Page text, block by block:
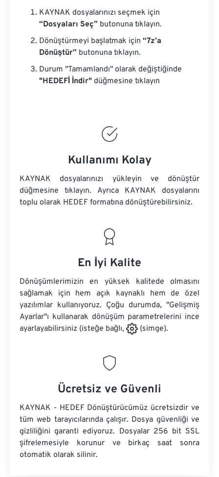
KAYNAK dosyalarınızı seçmek için
“Dosyaları Seç” butonuna tıklayın.
Dönüştürmeyi başlatmak için “7z’a
Dönüştür” butonuna tıklayın.
Durum "Tamamlandı" olarak değiştiğinde
"HEDEFİ İndir" düğmesine tıklayın
Kullanımı Kolay
KAYNAK dosyalarınızı yükleyin ve dönüştür
düğmesine tıklayın. Ayrıca KAYNAK dosyalarını
toplu olarak HEDEF formatına dönüştürebilirsiniz.
En İyi Kalite
Dönüşümlerimizin en yüksek kalitede olmasını
sağlamak için hem açık kaynaklı hem de özel
yazılımlar kullanıyoruz. Çoğu durumda, "Gelişmiş
Ayarlar"ı kullanarak dönüşüm parametrelerini ince
ayarlayabilirsiniz (isteğe bağlı,
(simge).
Ücretsiz ve Güvenli
KAYNAK - HEDEF Dönüştürücümüz ücretsizdir ve
tüm web tarayıcılarında çalışır. Dosya güvenliği ve
gizliliğini garanti ediyoruz. Dosyalar 256 bit SSL
şifrelemesiyle korunur ve birkaç saat sonra
otomatik olarak silinir.